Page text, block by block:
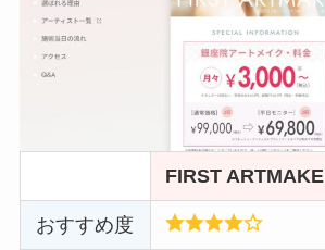
FIRST ARTMAKE
おすすめ度